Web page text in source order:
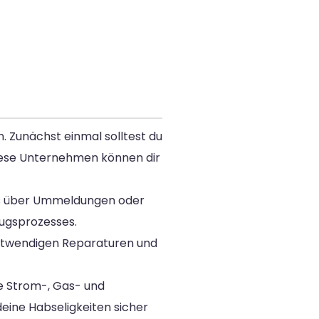
Zunächst einmal solltest du
Unternehmen können dir
Ummeldungen oder
Reparaturen und
Strom-, Gas- und
Habseligkeiten sicher